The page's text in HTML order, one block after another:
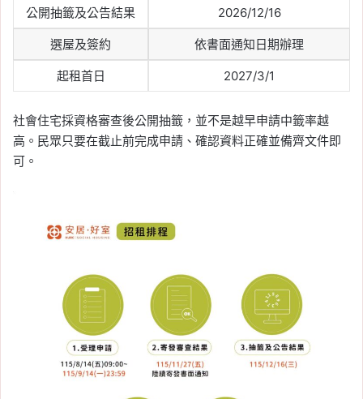
公開抽籤及公告結果 2026/12/16
選屋及簽約 依書面通知日期辦理
起租首日 2027/3/1
社會住宅採資格審查後公開抽籤，並不是越早申請中籤率越
高。民眾只要在截止前完成申請、確認資料正確並備齊文件即
可。